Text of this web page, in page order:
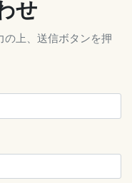
せ
の上、送信ボタンを押